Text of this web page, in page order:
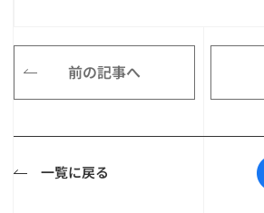
前の記事へ
一覧に戻る